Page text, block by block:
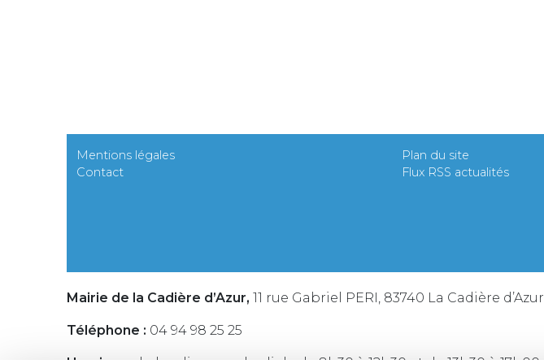
Mentions légales
Contact
Plan du site
Flux RSS actualités
Mairie de la Cadière d’Azur, 11 rue Gabriel PERI, 83740 La Cadière d’Azur
Téléphone : 04 94 98 25 25